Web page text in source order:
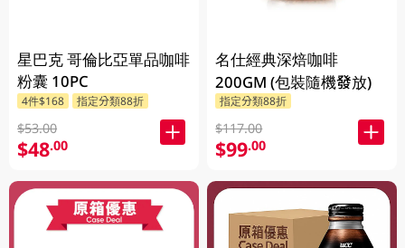
星巴克 哥倫比亞單品咖啡
粉囊 10PC
4件$168 指定分類88折
$53.00
$48.00
名仕經典深焙咖啡
200GM (包裝隨機發放)
指定分類88折
$117.00
$99.00